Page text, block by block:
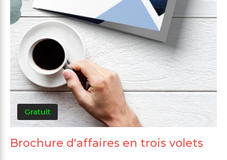
Gratuit
Brochure d'affaires en trois volets